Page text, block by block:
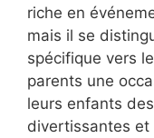
riche en
mais il se
spécifique vers
parents une
leurs enfants
divertissantes